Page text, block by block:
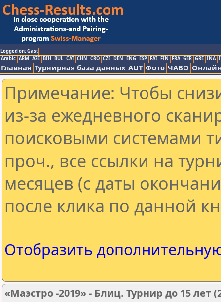
Logged on: Gast
Arabic ARM AZE BIH BUL CAT CHN CRO CZE DEN ENG ESP FAI FIN FRA GER GRE INA
Главная Турнирная база данных AUT Фото ЧАВО
Примечание: Чтобы
из-за ежедневного
поисковыми системами
проч., все ссылки на
месяцев (с даты
после клика по данной
Отобразить
«Маэстро -2019» - Блиц. Турнир до 15 лет